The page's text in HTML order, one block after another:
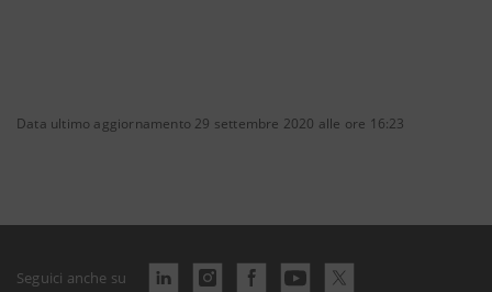
Data ultimo aggiornamento 29 settembre 2020 alle ore 16:23
Seguici anche su